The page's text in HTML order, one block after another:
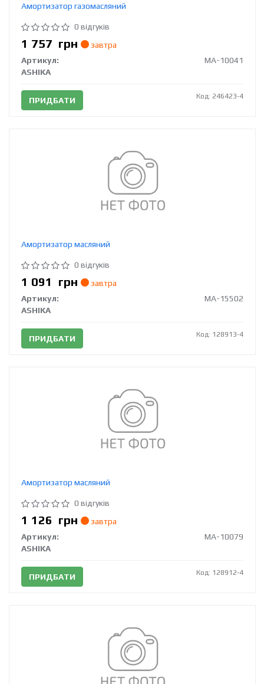
Амортизатор газомасляний
0 відгуків
1 757 грн
завтра
Артикул:
MA-10041
ASHIKA
ПРИДБАТИ Код: 246423-4
Амортизатор масляний
0 відгуків
1 091 грн
завтра
Артикул:
MA-15502
ASHIKA
ПРИДБАТИ Код: 128913-4
Амортизатор масляний
0 відгуків
1 126 грн
завтра
Артикул:
MA-10079
ASHIKA
ПРИДБАТИ Код: 128912-4